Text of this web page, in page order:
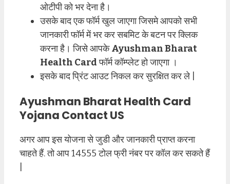
ओटीपी को भर देना है।
उसके बाद एक फॉर्म खुल जाएगा जिसमे आपको सभी
जानकारी फॉर्म में भर कर सबमिट के बटन पर क्लिक
करना है। जिसे आपकेAyushman Bharat
Health Cardफॉर्म कॉम्प्लेट हो जाएगा ।
इसके बाद प्रिंट आउट निकल कर सुरक्षित कर ले |
Ayushman Bharat Health Card
Yojana Contact US
अगर आप इस योजना से जुडी और जानकारी प्राप्त करना
चाहते हैं. तो आप 14555 टोल फ्री नंबर पर कॉल कर सकते हैं